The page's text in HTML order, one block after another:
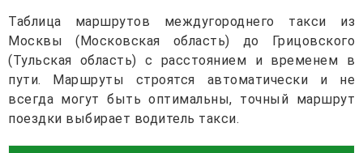
Таблица маршрутов междугороднего такси из
Москвы (Московская область) до Грицовского
(Тульская область) с расстоянием и временем в
пути. Маршруты строятся автоматически и не
всегда могут быть оптимальны, точный маршрут
поездки выбирает водитель такси.